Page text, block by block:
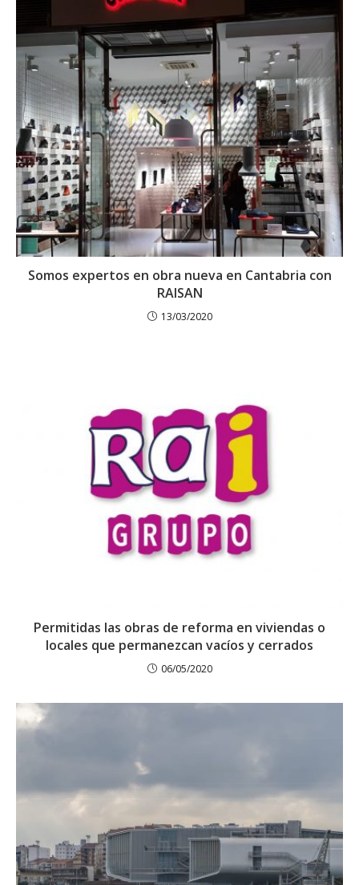
Somos expertos en obra nueva en Cantabria con
RAISAN
13/03/2020
Permitidas las obras de reforma en viviendas o
locales que permanezcan vacíos y cerrados
06/05/2020